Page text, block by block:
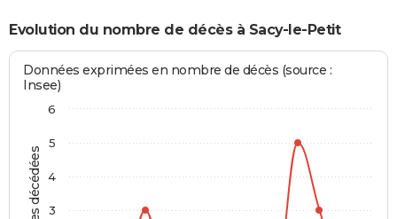
Evolution du nombre de décès à Sacy-le-Petit
Données exprimées en nombre de décès (source :
Insee)
3
4
5
6